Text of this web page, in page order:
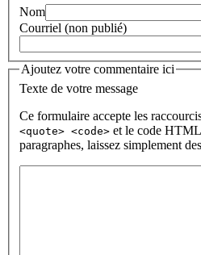
Nom
Courriel (non publié)
Ajoutez votre commentaire ici
Texte de votre message
Ce formulaire accepte les
<quote> <code> et le code HTML
paragraphes, laissez simplement